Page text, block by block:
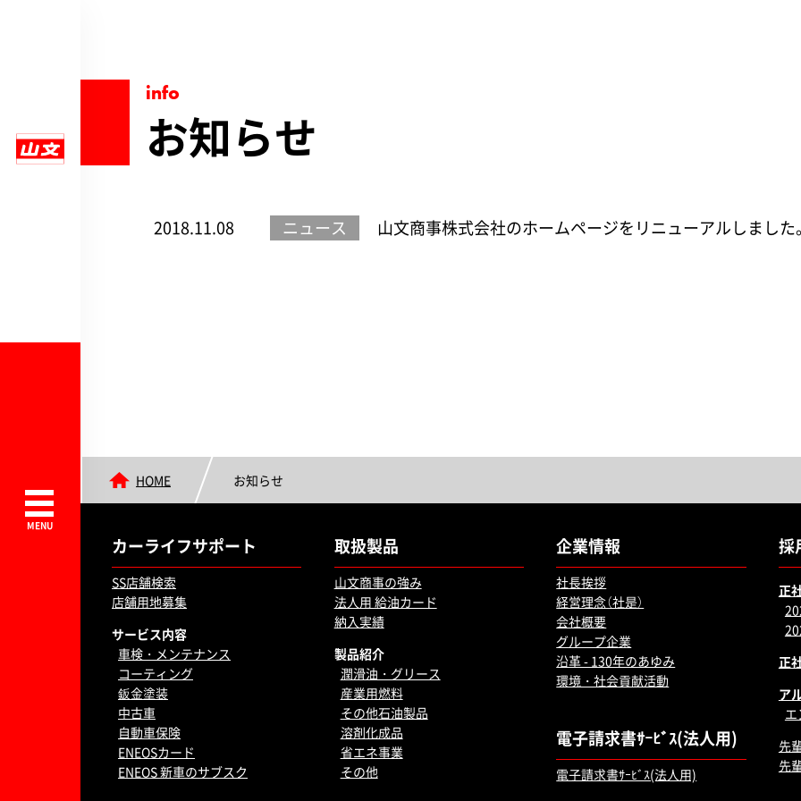
info
お知らせ
2018.11.08 ニュース 山文商事株式会社のホームページをリニューアルしました。
HOME お知らせ
カーライフサポート
SS店舗検索
店舗用地募集
サービス内容
車検・メンテナンス
コーティング
鈑金塗装
中古車
自動車保険
ENEOSカード
ENEOS 新車のサブスク
取扱製品
山文商事の強み
法人用 給油カード
納入実績
製品紹介
潤滑油・グリース
産業用燃料
その他石油製品
溶剤化成品
省エネ事業
その他
企業情報
社長挨拶
経営理念（社是）
会社概要
グループ企業
沿革 - 130年のあゆみ
環境・社会貢献活動
電子請求書ｻｰﾋﾞｽ(法人用)
電子請求書ｻｰﾋﾞｽ(法人用)
採
正
正
ア
先
先